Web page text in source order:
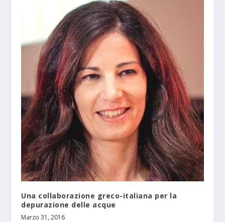
Una collaborazione greco-italiana per la
depurazione delle acque
Marzo 31, 2016